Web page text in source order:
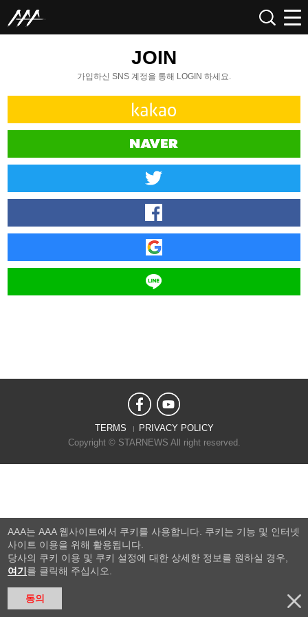
JOIN
가입하신 SNS 계정을 통해 LOGIN 하세요.
TERMS
PRIVACY POLICY
Copyright © STARNEWS All right reserved.
AAA는 AAA 웹사이트에서 쿠키를 사용합니다. 쿠키는 기능 및 인터넷
사이트 이용을 위해 활용됩니다.
당사의 쿠키 이용 및 쿠키 설정에 대한 상세한 정보를 원하실 경우,
여기 를 클릭해 주십시오.
동의